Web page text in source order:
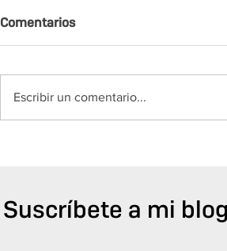
Comentarios
Escribir un comentario...
Suscríbete a mi blog